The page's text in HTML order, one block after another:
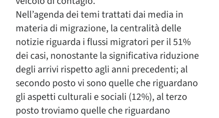
Nell’agenda dei temi trattati dai media in
materia di migrazione, la centralità delle
notizie riguarda i flussi migratori per il 51%
dei casi, nonostante la significativa riduzione
degli arrivi rispetto agli anni precedenti; al
secondo posto vi sono quelle che riguardano
gli aspetti culturali e sociali (12%), al terzo
posto troviamo quelle che riguardano